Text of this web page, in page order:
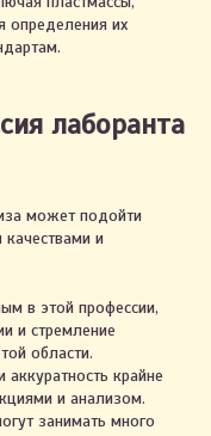
определения их
лаборанта
может подойти
и
в этой профессии,
и стремление
области.
крайне
и анализом.
занимать много